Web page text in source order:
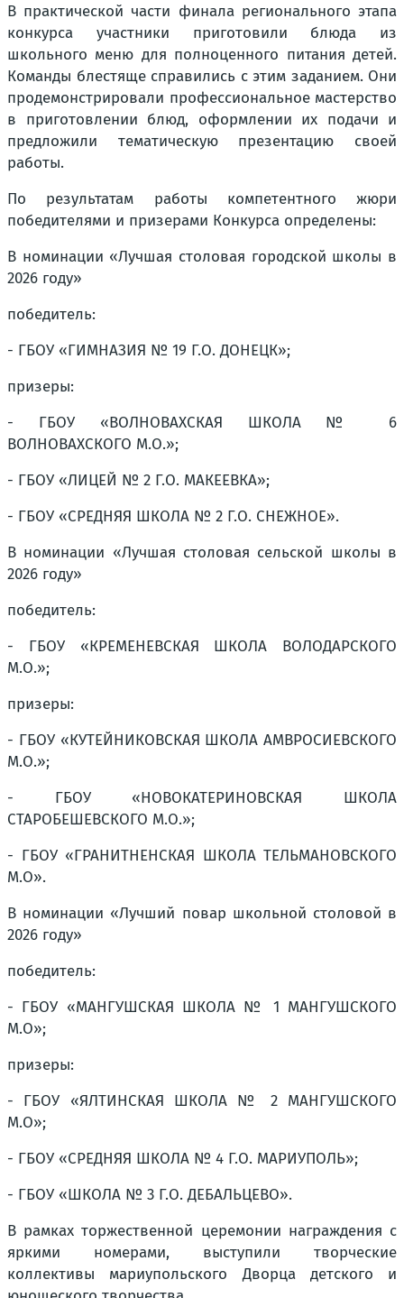
В практической части финала регионального этапа
конкурса участники приготовили блюда из
школьного меню для полноценного питания детей.
Команды блестяще справились с этим заданием. Они
продемонстрировали профессиональное мастерство
в приготовлении блюд, оформлении их подачи и
предложили тематическую презентацию своей
работы.
По результатам работы компетентного жюри
победителями и призерами Конкурса определены:
В номинации «Лучшая столовая городской школы в
2026 году»
победитель:
- ГБОУ «ГИМНАЗИЯ № 19 Г.О. ДОНЕЦК»;
призеры:
- ГБОУ «ВОЛНОВАХСКАЯ ШКОЛА № 6
ВОЛНОВАХСКОГО М.О.»;
- ГБОУ «ЛИЦЕЙ № 2 Г.О. МАКЕЕВКА»;
- ГБОУ «СРЕДНЯЯ ШКОЛА № 2 Г.О. СНЕЖНОЕ».
В номинации «Лучшая столовая сельской школы в
2026 году»
победитель:
- ГБОУ «КРЕМЕНЕВСКАЯ ШКОЛА ВОЛОДАРСКОГО
М.О.»;
призеры:
- ГБОУ «КУТЕЙНИКОВСКАЯ ШКОЛА АМВРОСИЕВСКОГО
М.О.»;
- ГБОУ «НОВОКАТЕРИНОВСКАЯ ШКОЛА
СТАРОБЕШЕВСКОГО М.О.»;
- ГБОУ «ГРАНИТНЕНСКАЯ ШКОЛА ТЕЛЬМАНОВСКОГО
М.О».
В номинации «Лучший повар школьной столовой в
2026 году»
победитель:
- ГБОУ «МАНГУШСКАЯ ШКОЛА № 1 МАНГУШСКОГО
М.О»;
призеры:
- ГБОУ «ЯЛТИНСКАЯ ШКОЛА № 2 МАНГУШСКОГО
М.О»;
- ГБОУ «СРЕДНЯЯ ШКОЛА № 4 Г.О. МАРИУПОЛЬ»;
- ГБОУ «ШКОЛА № 3 Г.О. ДЕБАЛЬЦЕВО».
В рамках торжественной церемонии награждения с
яркими номерами, выступили творческие
коллективы мариупольского Дворца детского и